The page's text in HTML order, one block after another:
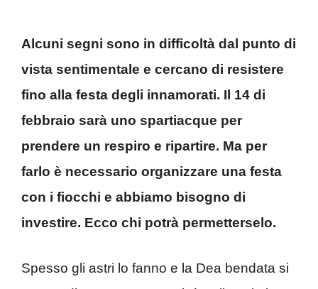
Alcuni segni sono in difficoltà dal punto di
vista sentimentale e cercano di resistere
fino alla festa degli innamorati. Il 14 di
febbraio sarà uno spartiacque per
prendere un respiro e ripartire. Ma per
farlo è necessario organizzare una festa
con i fiocchi e abbiamo bisogno di
investire. Ecco chi potrà permetterselo.
Spesso gli astri lo fanno e la Dea bendata si